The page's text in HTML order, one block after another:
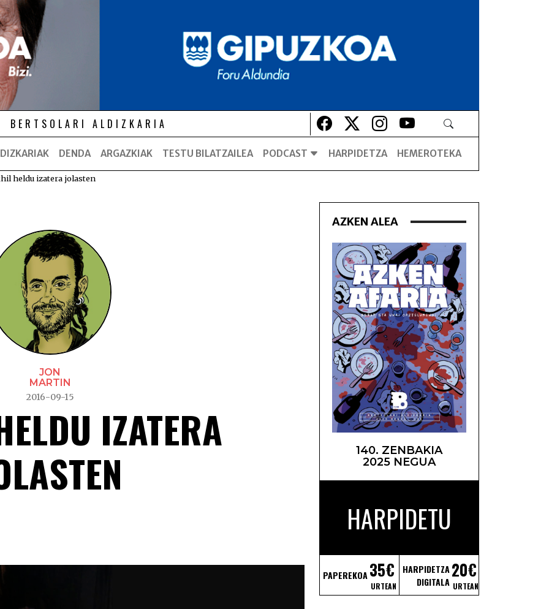
BERTSOLARI ALDIZKARIA Lehio berrian irekiko da
Lehio berrian irekiko da
Lehio berrian irekiko da
Lehio berrian irekiko da
DENDA ARGAZKIAK TESTU BILATZAILEA PODCAST HARPIDETZA HEMEROTEKA
heldu izatera jolasten
JON
MARTIN
2016-09-15
IZATERA
AZKEN ALEA
140. ZENBAKIA
2025 NEGUA
HARPIDETU
PAPEREKOA35€
URTEAN
HARPIDETZA
DIGITALA
20€
URTEAN